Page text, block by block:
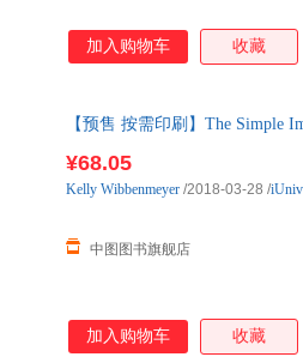
加入购物车 收藏
【预售 按需印刷】The Simple
¥68.05
中图图书旗舰店
Kelly Wibbenmeyer /2018-03-28 /
加入购物车 收藏